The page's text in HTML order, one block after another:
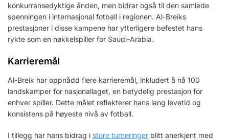
konkurransedyktige ånden, men bidrar også til den samlede
spenningen i internasjonal fotball i regionen. Al-Breiks
prestasjoner i disse kampene har ytterligere befestet hans
rykte som en nøkkelspiller for Saudi-Arabia.
Karrieremål
Al-Breik har oppnådd flere karrieremål, inkludert å nå 100
landskamper for nasjonallaget, en betydelig prestasjon for
enhver spiller. Dette målet reflekterer hans lang levetid og
konsistens på høyeste nivå av fotball.
I tillegg har hans bidrag i store turneringer blitt anerkjent med